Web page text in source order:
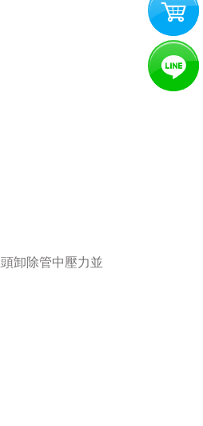
卸除管中壓力並